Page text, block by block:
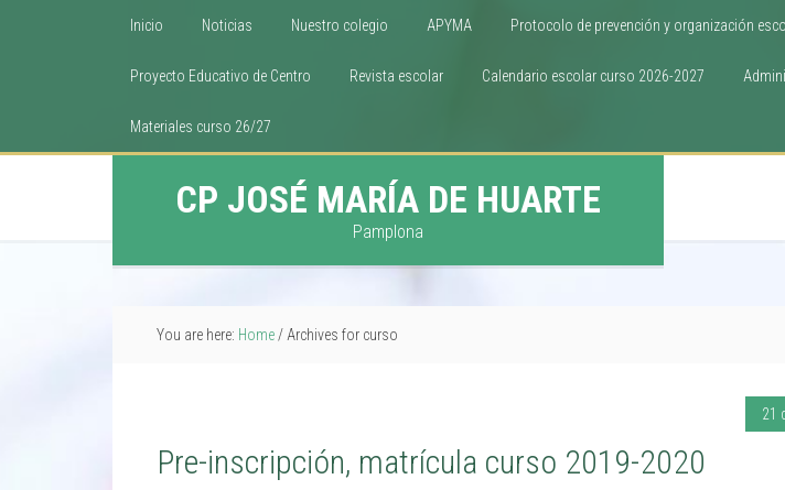
Inicio Noticias Nuestro colegio APYMA Protocolo de prevención y organización
Proyecto Educativo de Centro Revista escolar Calendario escolar curso 2026-2027
Materiales curso 26/27
CP JOSÉ MARÍA DE HUARTE
Pamplona
You are here: Home / Archives for curso
21
Pre-inscripción, matrícula curso 2019-2020